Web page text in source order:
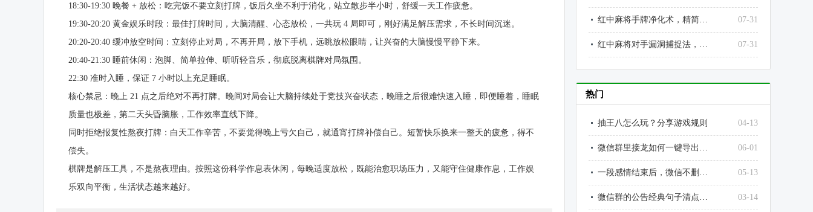
18:30-19:30 晚餐 + 放松：吃完饭不要立刻打牌，饭后久坐不利于消化，站立散步半小时，舒缓一天工作疲惫。
19:30-20:20 黄金娱乐时段：最佳打牌时间，大脑清醒、心态放松，一共玩 4 局即可，刚好满足解压需求，不长时间沉迷。
20:20-20:40 缓冲放空时间：立刻停止对局，不再开局，放下手机，远眺放松眼睛，让兴奋的大脑慢慢平静下来。
20:40-21:30 睡前休闲：泡脚、简单拉伸、听听轻音乐，彻底脱离棋牌对局氛围。
22:30 准时入睡，保证 7 小时以上充足睡眠。
核心禁忌：晚上 21 点之后绝对不再打牌。晚间对局会让大脑持续处于竞技兴奋状态，晚睡之后很难快速入睡，即便睡着，睡眠
质量也极差，第二天头昏脑胀，工作效率直线下降。
同时拒绝报复性熬夜打牌：白天工作辛苦，不要觉得晚上亏欠自己，就通宵打牌补偿自己。短暂快乐换来一整天的疲惫，得不
偿失。
棋牌是解压工具，不是熬夜理由。按照这份科学作息表休闲，每晚适度放松，既能治愈职场压力，又能守住健康作息，工作娱
乐双向平衡，生活状态越来越好。
红中麻将手牌净化术，精简手牌就是提升胜率 07-31
红中麻将对手漏洞捕捉法，抓对手失误赢对局 07-31
热门
抽王八怎么玩？分享游戏规则 04-13
微信群里接龙如何一键导出数据（简单方便！） 06-01
一段感情结束后，微信不删除只拉黑说明什么 05-13
微信群的公告经典句子清点：每一个句话都能活泼你的微信群 03-14